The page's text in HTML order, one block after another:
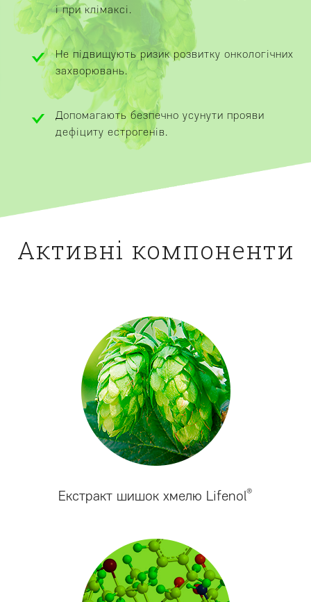
і при клімаксі.
Не підвищують ризик розвитку онкологічних
захворювань.
Допомагають безпечно усунути прояви
дефіциту естрогенів.
Активні компоненти
Екстракт шишок хмелю Lifenol®